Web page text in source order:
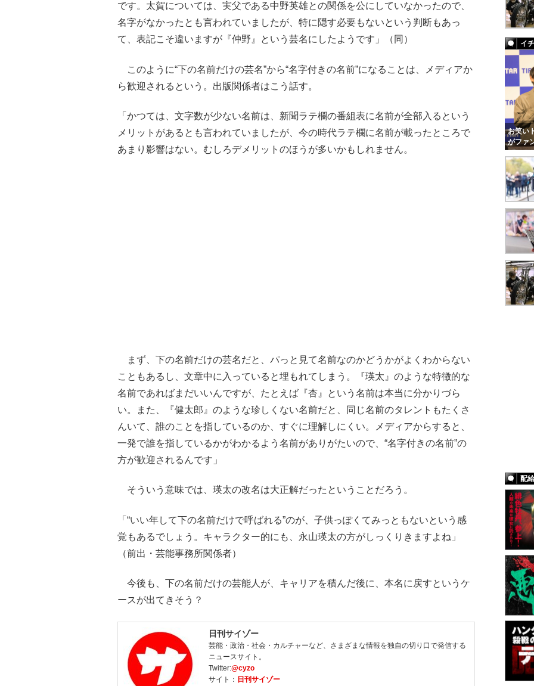
です。太賀については、実父である中野英雄との関係を公にしていなかったので、
名字がなかったとも言われていましたが、特に隠す必要もないという判断もあっ
て、表記こそ違いますが『仲野』という芸名にしたようです」（同）
このように“下の名前だけの芸名”から“名字付きの名前”になることは、メディアか
ら歓迎されるという。出版関係者はこう話す。
「かつては、文字数が少ない名前は、新聞ラテ欄の番組表に名前が全部入るという
メリットがあるとも言われていましたが、今の時代ラテ欄に名前が載ったところで
あまり影響はない。むしろデメリットのほうが多いかもしれません。
まず、下の名前だけの芸名だと、パっと見て名前なのかどうかがよくわからない
こともあるし、文章中に入っていると埋もれてしまう。『瑛太』のような特徴的な
名前であればまだいいんですが、たとえば『杏』という名前は本当に分かりづら
い。また、『健太郎』のような珍しくない名前だと、同じ名前のタレントもたくさ
んいて、誰のことを指しているのか、すぐに理解しにくい。メディアからすると、
一発で誰を指しているかがわかるよう名前がありがたいので、“名字付きの名前”の
方が歓迎されるんです」
そういう意味では、瑛太の改名は大正解だったということだろう。
「“いい年して下の名前だけで呼ばれる”のが、子供っぽくてみっともないという感
覚もあるでしょう。キャラクター的にも、永山瑛太の方がしっくりきますよね」
（前出・芸能事務所関係者）
今後も、下の名前だけの芸能人が、キャリアを積んだ後に、本名に戻すというケ
ースが出てきそう？
日刊サイゾー
芸能・政治・社会・カルチャーなど、さまざまな情報を独自の切り口で発信する
ニュースサイト。
Twitter:@cyzo
サイト： 日刊サイゾー
イ
お笑い
がファ
配